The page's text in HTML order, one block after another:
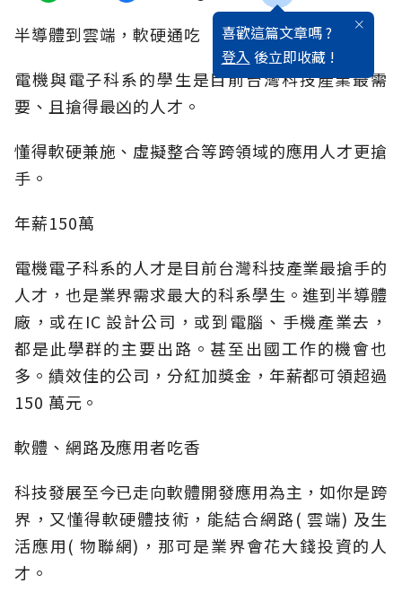
喜歡這篇文章嗎 ?
登入 後立即收藏 !
半導體到雲端，軟硬通吃
電機與電子科系的學生是目前台灣科技產業最需
要、且搶得最凶的人才。
懂得軟硬兼施、虛擬整合等跨領域的應用人才更搶
手。
年薪150萬
電機電子科系的人才是目前台灣科技產業最搶手的
人才，也是業界需求最大的科系學生。進到半導體
廠，或在IC 設計公司，或到電腦、手機產業去，
都是此學群的主要出路。甚至出國工作的機會也
多。績效佳的公司，分紅加獎金，年薪都可領超過
150 萬元。
軟體、網路及應用者吃香
科技發展至今已走向軟體開發應用為主，如你是跨
界，又懂得軟硬體技術，能結合網路( 雲端) 及生
活應用( 物聯網)，那可是業界會花大錢投資的人
才。